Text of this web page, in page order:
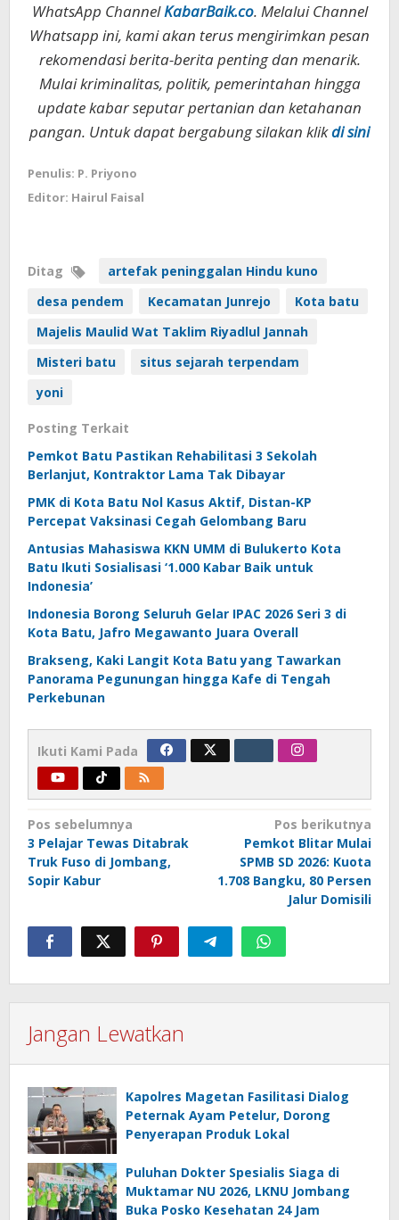
WhatsApp ChannelKabarBaik.co. Melalui Channel
Whatsapp ini, kami akan terus mengirimkan pesan
rekomendasi berita-berita penting dan menarik.
Mulai kriminalitas, politik, pemerintahan hingga
update kabar seputar pertanian dan ketahanan
pangan. Untuk dapat bergabung silakan klikdi sini
Penulis: P. Priyono
Editor: Hairul Faisal
Ditag
artefak peninggalan Hindu kuno
desa pendem
Kecamatan Junrejo
Kota batu
Majelis Maulid Wat Taklim Riyadlul Jannah
Misteri batu
situs sejarah terpendam
yoni
Posting Terkait
Pemkot Batu Pastikan Rehabilitasi 3 Sekolah
Berlanjut, Kontraktor Lama Tak Dibayar
PMK di Kota Batu Nol Kasus Aktif, Distan-KP
Percepat Vaksinasi Cegah Gelombang Baru
Antusias Mahasiswa KKN UMM di Bulukerto Kota
Batu Ikuti Sosialisasi ‘1.000 Kabar Baik untuk
Indonesia’
Indonesia Borong Seluruh Gelar IPAC 2026 Seri 3 di
Kota Batu, Jafro Megawanto Juara Overall
Brakseng, Kaki Langit Kota Batu yang Tawarkan
Panorama Pegunungan hingga Kafe di Tengah
Perkebunan
Ikuti Kami Pada
Navigasi
pos
Pos sebelumnya
3 Pelajar Tewas Ditabrak
Truk Fuso di Jombang,
Sopir Kabur
Pos berikutnya
Pemkot Blitar Mulai
SPMB SD 2026: Kuota
1.708 Bangku, 80 Persen
Jalur Domisili
Jangan Lewatkan
Kapolres Magetan Fasilitasi Dialog
Peternak Ayam Petelur, Dorong
Penyerapan Produk Lokal
Puluhan Dokter Spesialis Siaga di
Muktamar NU 2026, LKNU Jombang
Buka Posko Kesehatan 24 Jam